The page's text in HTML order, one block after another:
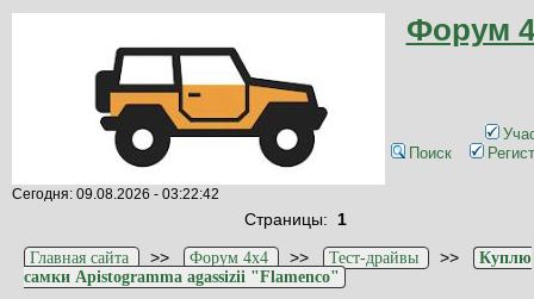
Форум
Поиск
Сегодня: 09.08.2026 - 03:22:42
Страницы: 1
Главная сайта >> Форум 4x4 >> Тест-драйвы >>
Куплю
самки Apistogramma agassizii "Flamenco"